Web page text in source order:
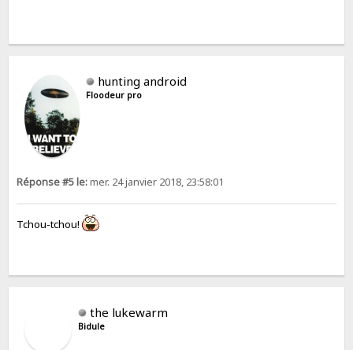
hunting android
Floodeur pro
Réponse #5 le:mer. 24 janvier 2018, 23:58:01
Tchou-tchou!
the lukewarm
Bidule